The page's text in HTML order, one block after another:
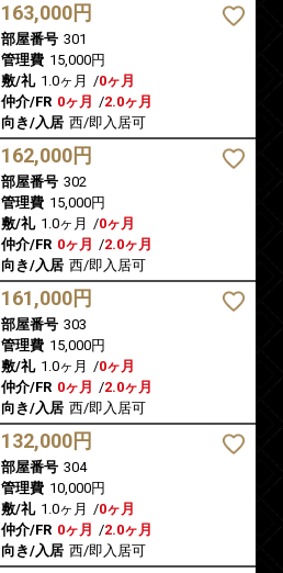
163,000円
部屋番号 301
管理費 15,000円
敷/礼 1.0ヶ月 /0ヶ月
仲介/FR 0ヶ月 /2.0ヶ月
向き/入居 西/即入居可
162,000円
部屋番号 302
管理費 15,000円
敷/礼 1.0ヶ月 /0ヶ月
仲介/FR 0ヶ月 /2.0ヶ月
向き/入居 西/即入居可
161,000円
部屋番号 303
管理費 15,000円
敷/礼 1.0ヶ月 /0ヶ月
仲介/FR 0ヶ月 /2.0ヶ月
向き/入居 西/即入居可
132,000円
部屋番号 304
管理費 10,000円
敷/礼 1.0ヶ月 /0ヶ月
仲介/FR 0ヶ月 /2.0ヶ月
向き/入居 西/即入居可